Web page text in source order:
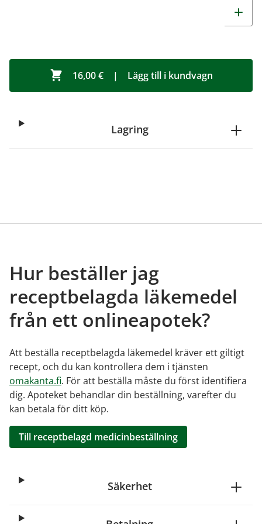
16,00 € | Lägg till i kundvagn
Lagring
Hur beställer jag
receptbelagda läkemedel
från ett onlineapotek?
Att beställa receptbelagda läkemedel kräver ett giltigt
recept, och du kan kontrollera dem i tjänsten
omakanta.fi. För att beställa måste du först identifiera
dig. Apoteket behandlar din beställning, varefter du
kan betala för ditt köp.
Till receptbelagd medicinbeställning
Säkerhet